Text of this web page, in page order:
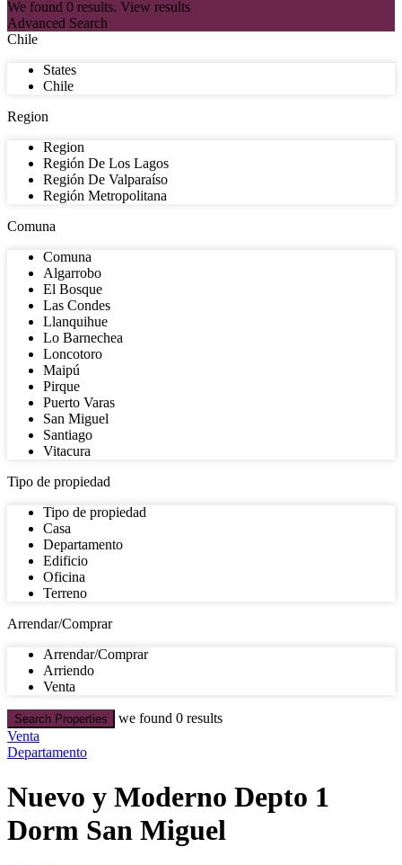
We found 0 results. View results
Advanced Search
Chile
States
Chile
Region
Region
Región De Los Lagos
Región De Valparaíso
Región Metropolitana
Comuna
Comuna
Algarrobo
El Bosque
Las Condes
Llanquihue
Lo Barnechea
Loncotoro
Maipú
Pirque
Puerto Varas
San Miguel
Santiago
Vitacura
Tipo de propiedad
Tipo de propiedad
Casa
Departamento
Edificio
Oficina
Terreno
Arrendar/Comprar
Arrendar/Comprar
Arriendo
Venta
Search Properties we found 0 results
Venta
Departamento
Nuevo y Moderno Depto 1
Dorm San Miguel